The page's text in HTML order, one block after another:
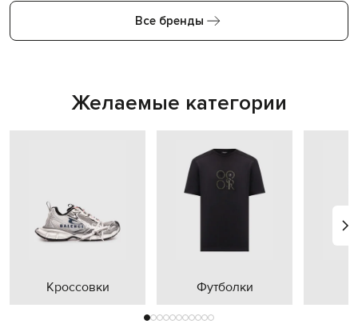
Все бренды
Желаемые категории
Кроссовки Футболки